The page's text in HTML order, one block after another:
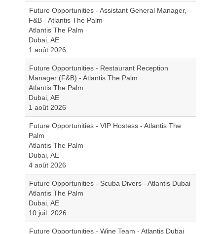
Future Opportunities - Assistant General Manager,
F&B - Atlantis The Palm
Atlantis The Palm
Dubai, AE
1 août 2026
Future Opportunities - Restaurant Reception
Manager (F&B) - Atlantis The Palm
Atlantis The Palm
Dubai, AE
1 août 2026
Future Opportunities - VIP Hostess - Atlantis The
Palm
Atlantis The Palm
Dubai, AE
4 août 2026
Future Opportunities - Scuba Divers - Atlantis Dubai
Atlantis The Palm
Dubai, AE
10 juil. 2026
Future Opportunities - Wine Team - Atlantis Dubai